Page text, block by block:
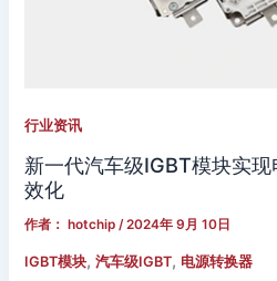
行业资讯
新一代汽车级IGBT模块实
效化
作者： hotchip/2024年 9月 10日
IGBT模块,汽车级IGBT, 电源转换器